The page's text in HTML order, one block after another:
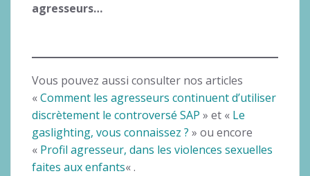
agresseurs…
Vous pouvez aussi consulter nos articles
«Comment les agresseurs continuent d’utiliser
discrètement le controversé SAP » et « Le
gaslighting, vous connaissez ? » ou encore
« Profil agresseur, dans les violences sexuelles
faites aux enfants« .